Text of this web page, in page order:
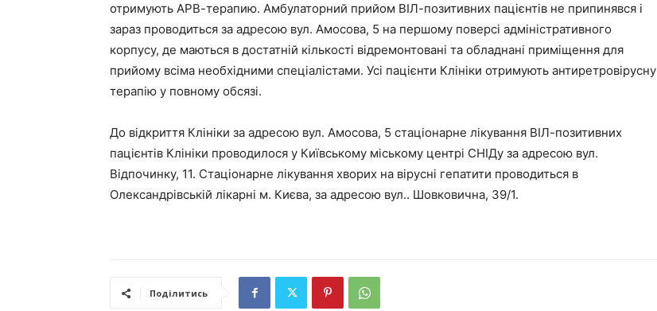
отримують АРВ-терапию. Амбулаторний прийом ВІЛ-позитивних пацієнтів не припинявся і
зараз проводиться за адресою вул. Амосова, 5 на першому поверсі адміністративного
корпусу, де маються в достатній кількості відремонтовані та обладнані приміщення для
прийому всіма необхідними спеціалістами. Усі пацієнти Клініки отримують антиретровірусну
терапію у повному обсязі.
До відкриття Клініки за адресою вул. Амосова, 5 стаціонарне лікування ВІЛ-позитивних
пацієнтів Клініки проводилося у Київському міському центрі СНІДу за адресою вул.
Відпочинку, 11. Стаціонарне лікування хворих на вірусні гепатити проводиться в
Олександрівській лікарні м. Києва, за адресою вул.. Шовковична, 39/1.
Поділитись